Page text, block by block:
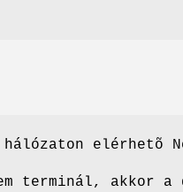
hálózaton elérhetõ
terminál, akkor